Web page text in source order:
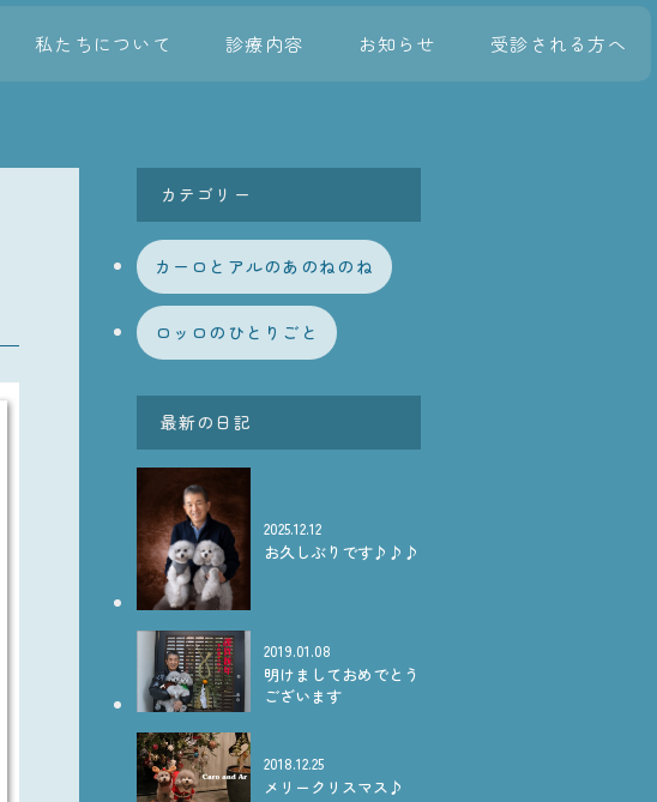
私たちについて 診療内容 お知らせ 受診される方へ
カテゴリー
カーロとアルのあのねのね
ロッロのひとりごと
最新の日記
2025.12.12
お久しぶりです♪♪♪
2019.01.08
明けましておめでとう
ございます
2018.12.25
メリークリスマス♪